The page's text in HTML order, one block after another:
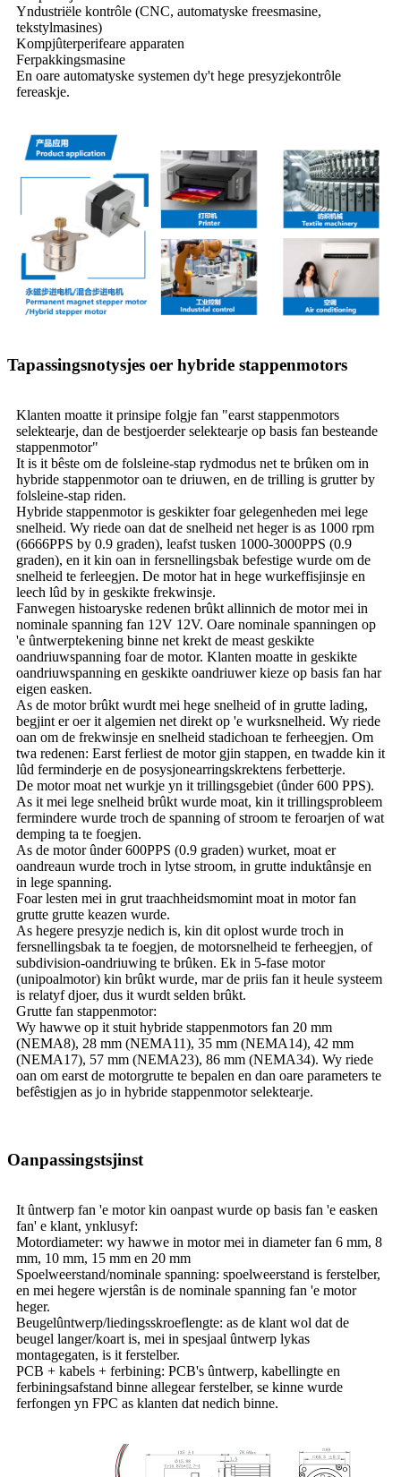
Yndustriële kontrôle (CNC, automatyske freesmasine,
tekstylmasines)
Kompjûterperifeare apparaten
Ferpakkingsmasine
En oare automatyske systemen dy't hege presyzjekontrôle
fereaskje.
Tapassingsnotysjes oer hybride stappenmotors
Klanten moatte it prinsipe folgje fan "earst stappenmotors
selektearje, dan de bestjoerder selektearje op basis fan besteande
stappenmotor"
It is it bêste om de folsleine-stap rydmodus net te brûken om in
hybride stappenmotor oan te driuwen, en de trilling is grutter by
folsleine-stap riden.
Hybride stappenmotor is geskikter foar gelegenheden mei lege
snelheid. Wy riede oan dat de snelheid net heger is as 1000 rpm
(6666PPS by 0.9 graden), leafst tusken 1000-3000PPS (0.9
graden), en it kin oan in fersnellingsbak befestige wurde om de
snelheid te ferleegjen. De motor hat in hege wurkeffisjinsje en
leech lûd by in geskikte frekwinsje.
Fanwegen histoaryske redenen brûkt allinnich de motor mei in
nominale spanning fan 12V 12V. Oare nominale spanningen op
'e ûntwerptekening binne net krekt de meast geskikte
oandriuwspanning foar de motor. Klanten moatte in geskikte
oandriuwspanning en geskikte oandriuwer kieze op basis fan har
eigen easken.
As de motor brûkt wurdt mei hege snelheid of in grutte lading,
begjint er oer it algemien net direkt op 'e wurksnelheid. Wy riede
oan om de frekwinsje en snelheid stadichoan te ferheegjen. Om
twa redenen: Earst ferliest de motor gjin stappen, en twadde kin it
lûd ferminderje en de posysjonearringskrektens ferbetterje.
De motor moat net wurkje yn it trillingsgebiet (ûnder 600 PPS).
As it mei lege snelheid brûkt wurde moat, kin it trillingsprobleem
fermindere wurde troch de spanning of stroom te feroarjen of wat
demping ta te foegjen.
As de motor ûnder 600PPS (0.9 graden) wurket, moat er
oandreaun wurde troch in lytse stroom, in grutte induktânsje en
in lege spanning.
Foar lesten mei in grut traachheidsmomint moat in motor fan
grutte grutte keazen wurde.
As hegere presyzje nedich is, kin dit oplost wurde troch in
fersnellingsbak ta te foegjen, de motorsnelheid te ferheegjen, of
subdivision-oandriuwing te brûken. Ek in 5-fase motor
(unipoalmotor) kin brûkt wurde, mar de priis fan it heule systeem
is relatyf djoer, dus it wurdt selden brûkt.
Grutte fan stappenmotor:
Wy hawwe op it stuit hybride stappenmotors fan 20 mm
(NEMA8), 28 mm (NEMA11), 35 mm (NEMA14), 42 mm
(NEMA17), 57 mm (NEMA23), 86 mm (NEMA34). Wy riede
oan om earst de motorgrutte te bepalen en dan oare parameters te
befêstigjen as jo in hybride stappenmotor selektearje.
Oanpassingstsjinst
It ûntwerp fan 'e motor kin oanpast wurde op basis fan 'e easken
fan' e klant, ynklusyf:
Motordiameter: wy hawwe in motor mei in diameter fan 6 mm, 8
mm, 10 mm, 15 mm en 20 mm
Spoelweerstand/nominale spanning: spoelweerstand is ferstelber,
en mei hegere wjerstân is de nominale spanning fan 'e motor
heger.
Beugelûntwerp/liedingsskroeflengte: as de klant wol dat de
beugel langer/koart is, mei in spesjaal ûntwerp lykas
montagegaten, is it ferstelber.
PCB + kabels + ferbining: PCB's ûntwerp, kabellingte en
ferbiningsafstand binne allegear ferstelber, se kinne wurde
ferfongen yn FPC as klanten dat nedich binne.